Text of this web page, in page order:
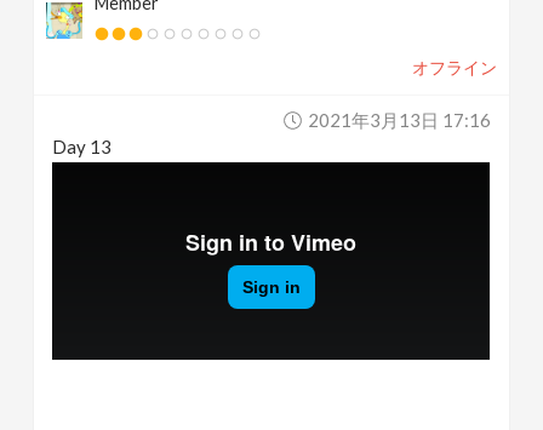
オフライン
2021年3月13日 17:16
Day 13